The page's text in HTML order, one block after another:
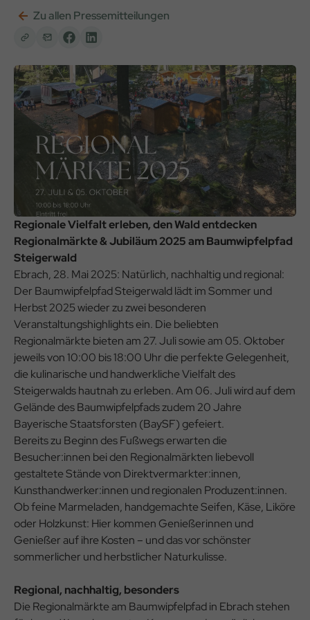
Zu allen Pressemitteilungen
Regionale Vielfalt erleben, den Wald entdecken
Regionalmärkte & Jubiläum 2025 am Baumwipfelpfad
Steigerwald
Ebrach, 28. Mai 2025: Natürlich, nachhaltig und regional:
Der Baumwipfelpfad Steigerwald lädt im Sommer und
Herbst 2025 wieder zu zwei besonderen
Veranstaltungshighlights ein. Die beliebten
Regionalmärkte bieten am 27. Juli sowie am 05. Oktober
jeweils von 10:00 bis 18:00 Uhr die perfekte Gelegenheit,
die kulinarische und handwerkliche Vielfalt des
Steigerwalds hautnah zu erleben. Am 06. Juli wird auf dem
Gelände des Baumwipfelpfads zudem 20 Jahre
Bayerische Staatsforsten (BaySF) gefeiert.
Bereits zu Beginn des Fußwegs erwarten die
Besucher:innen bei den Regionalmärkten liebevoll
gestaltete Stände von Direktvermarkter:innen,
Kunsthandwerker:innen und regionalen Produzent:innen.
Ob feine Marmeladen, handgemachte Seifen, Käse, Liköre
oder Holzkunst: Hier kommen Genießerinnen und
Genießer auf ihre Kosten – und das vor schönster
sommerlicher und herbstlicher Naturkulisse.
Regional, nachhaltig, besonders
Die Regionalmärkte am Baumwipfelpfad in Ebrach stehen